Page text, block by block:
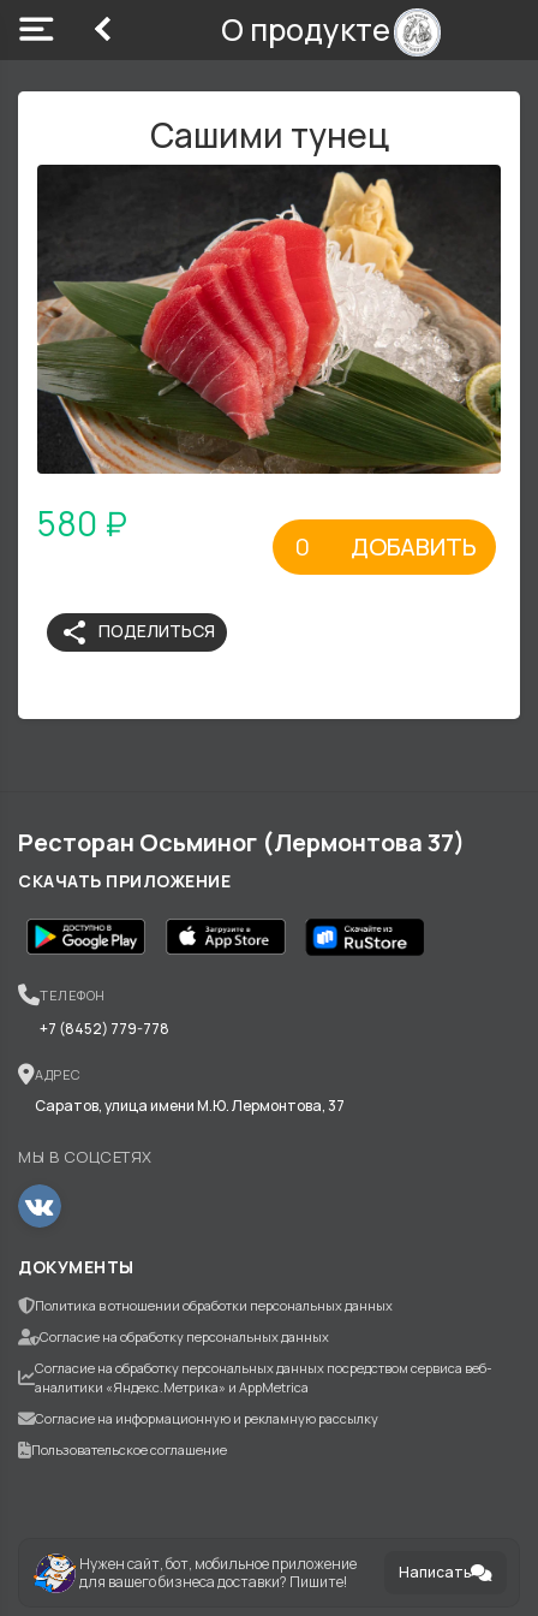
О продукте
Сашими тунец
580 ₽
ДОБАВИТЬ
share ПОДЕЛИТЬСЯ
Ресторан Осьминог (Лермонтова 37)
СКАЧАТЬ ПРИЛОЖЕНИЕ
ТЕЛЕФОН
+7 (8452) 779-778
АДРЕС
Саратов, улица имени М.Ю. Лермонтова, 37
МЫ В СОЦСЕТЯХ
ДОКУМЕНТЫ
Политика в отношении обработки персональных данных
Согласие на обработку персональных данных
Согласие на обработку персональных данных посредством сервиса веб-
аналитики «Яндекс.Метрика» и AppMetrica
Согласие на информационную и рекламную рассылку
Пользовательское соглашение
Нужен сайт, бот, мобильное приложение
для вашего бизнеса доставки? Пишите!
Написать